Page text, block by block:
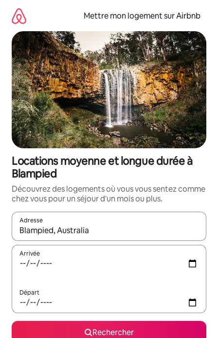
directement
contenu
Mettre mon logement sur Airbnb
Locations moyenne et longue durée à
Blampied
Découvrez des logements où vous vous sentez comme
chez vous pour un séjour d'un mois ou plus.
Adresse
Lorsque les résultats s'affichent, utilisez les flèches vers le
Arrivée
Départ
Rechercher